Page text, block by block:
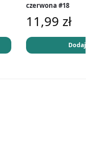
czerwona #18
11,99 zł